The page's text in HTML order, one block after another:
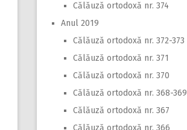
Călăuză ortodoxă nr. 374
Anul 2019
Călăuză ortodoxă nr. 372-373
Călăuză ortodoxă nr. 371
Călăuză ortodoxă nr. 370
Călăuză ortodoxă nr. 368-369
Călăuză ortodoxă nr. 367
Călăuză ortodoxă nr. 366